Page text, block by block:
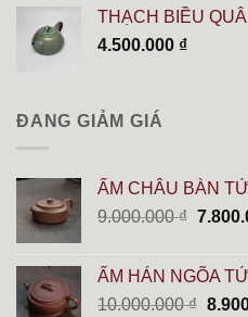
THẠCH BIỀU
4.500.000 ₫
ĐANG GIẢM GIÁ
ẤM CHÂU BÀN
9.000.000₫ Giá
ẤM HÁN NGÕA
10.000.000₫ Giá